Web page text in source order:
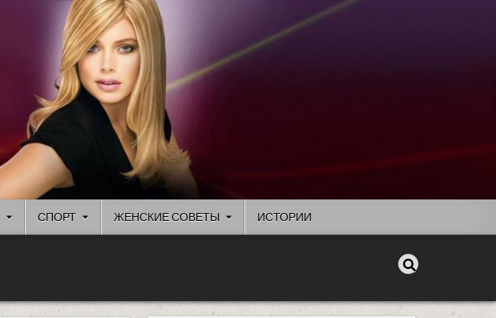
СПОРТ ЖЕНСКИЕ СОВЕТЫ ИСТОРИИ